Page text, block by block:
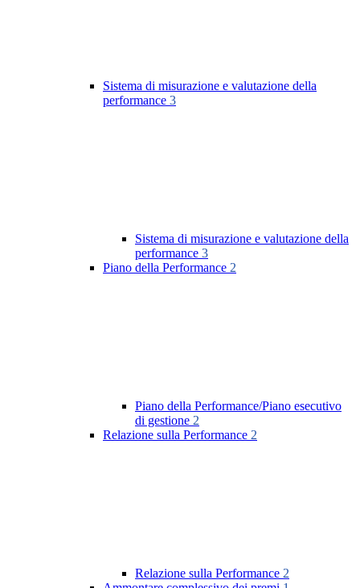
Sistema di misurazione e valutazione della
performance 3
Sistema di misurazione e valutazione della
performance 3
Piano della Performance 2
Piano della Performance/Piano esecutivo
di gestione 2
Relazione sulla Performance 2
Relazione sulla Performance 2